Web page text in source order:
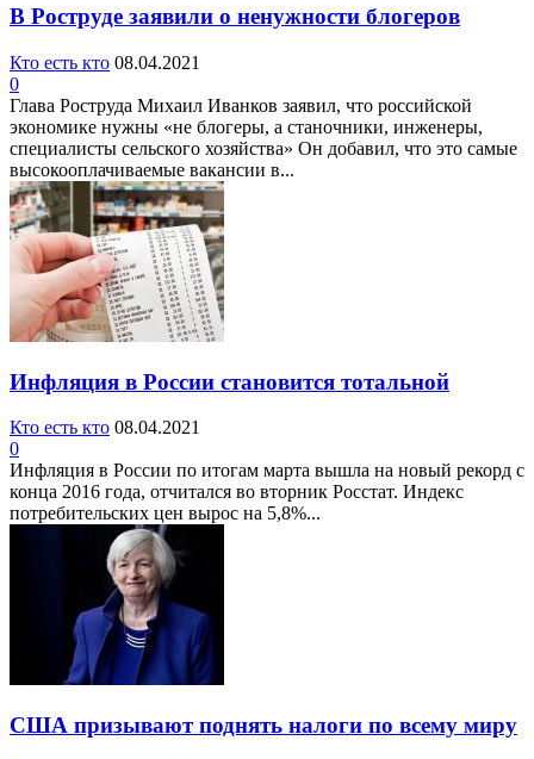
В Роструде заявили о ненужности блогеров
Кто есть кто 08.04.2021
0
Глава Роструда Михаил Иванков заявил, что российской
экономике нужны «не блогеры, а станочники, инженеры,
специалисты сельского хозяйства» Он добавил, что это самые
высокооплачиваемые вакансии в...
Инфляция в России становится тотальной
Кто есть кто 08.04.2021
0
Инфляция в России по итогам марта вышла на новый рекорд с
конца 2016 года, отчитался во вторник Росстат. Индекс
потребительских цен вырос на 5,8%...
США призывают поднять налоги по всему миру